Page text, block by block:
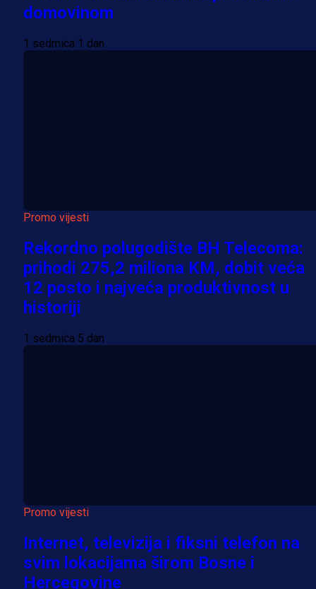
domovinom
1 sedmica 1 dan
Promo vijesti
Rekordno polugodište BH Telecoma:
prihodi 275,2 miliona KM, dobit veća
12 posto i najveća produktivnost u
historiji
1 sedmica 5 dan
Promo vijesti
Internet, televizija i fiksni telefon na
svim lokacijama širom Bosne i
Hercegovine